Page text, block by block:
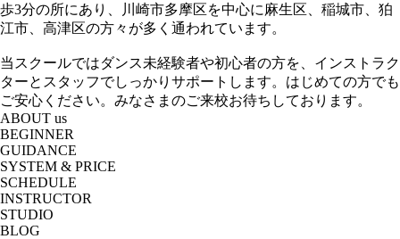
歩3分の所にあり、川崎市多摩区を中心に麻生区、稲城市、狛
江市、高津区の方々が多く通われています。
当スクールではダンス未経験者や初心者の方を、インストラク
ターとスタッフでしっかりサポートします。はじめての方でも
ご安心ください。みなさまのご来校お待ちしております。
ABOUT us
BEGINNER
GUIDANCE
SYSTEM & PRICE
SCHEDULE
INSTRUCTOR
STUDIO
BLOG